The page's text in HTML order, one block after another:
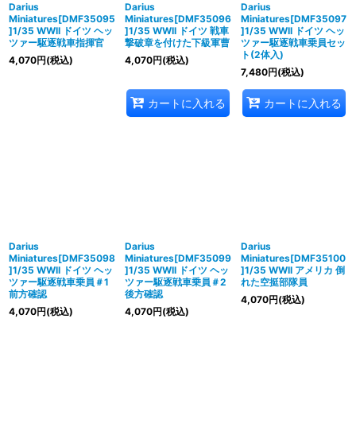
Darius
Miniatures[DMF35095
]1/35 WWII ドイツ ヘッ
ツァー駆逐戦車指揮官
4,070円(税込)
Darius
Miniatures[DMF35096
]1/35 WWII ドイツ 戦車
撃破章を付けた下級軍曹
4,070円(税込)
カートに入れる
Darius
Miniatures[DMF35097
]1/35 WWII ドイツ ヘッ
ツァー駆逐戦車乗員セッ
ト(2体入)
7,480円(税込)
カートに入れる
Darius
Miniatures[DMF35098
]1/35 WWII ドイツ ヘッ
ツァー駆逐戦車乗員＃1
前方確認
4,070円(税込)
Darius
Miniatures[DMF35099
]1/35 WWII ドイツ ヘッ
ツァー駆逐戦車乗員＃2
後方確認
4,070円(税込)
Darius
Miniatures[DMF35100
]1/35 WWII アメリカ 倒
れた空挺部隊員
4,070円(税込)